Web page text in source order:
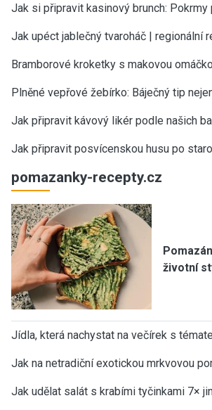
Jak si připravit kasinový brunch: Pokrmy
Jak upéct jablečný tvaroháč | regionální
Bramborové kroketky s makovou
Plněné vepřové žebírko: Báječný tip
Jak připravit kávový likér podle našich
Jak připravit posvícenskou husu po
pomazanky-recepty.cz
životní
Jídla, která nachystat na večírek s
Jak na netradiční exotickou mrkvovou
Jak udělat salát s krabími tyčinkami 7×